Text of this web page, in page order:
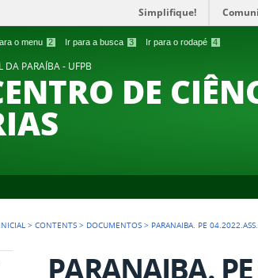
o menu 2 Ir para a busca 3 Ir para o rodapé 4
Simplifique!
DA PARAÍBA - UFPB
DE
>CONTENTS > DOCUMENTOS > PARANAIBA. PE
PARANAIBA.